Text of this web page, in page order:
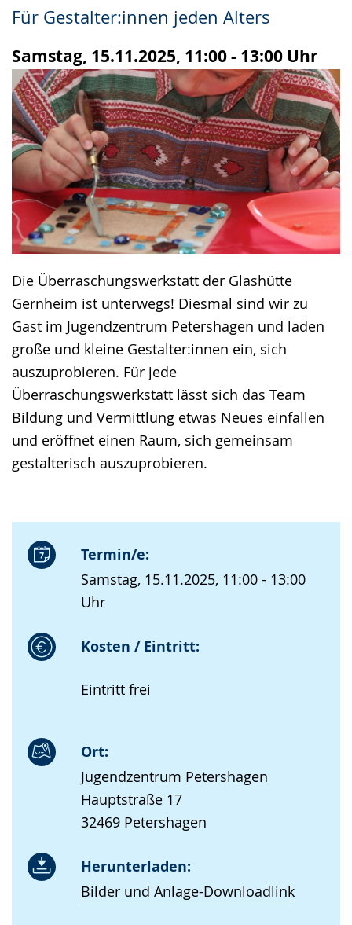
Für Gestalter:innen jeden Alters
Samstag, 15.11.2025, 11:00 - 13:00 Uhr
Die Überraschungswerkstatt der Glashütte
Gernheim ist unterwegs! Diesmal sind wir zu
Gast im Jugendzentrum Petershagen und laden
große und kleine Gestalter:innen ein, sich
auszuprobieren. Für jede
Überraschungswerkstatt lässt sich das Team
Bildung und Vermittlung etwas Neues einfallen
und eröffnet einen Raum, sich gemeinsam
gestalterisch auszuprobieren.
Termin/e:
Samstag, 15.11.2025, 11:00 - 13:00
Uhr
Kosten / Eintritt:
Eintritt frei
Ort:
Jugendzentrum Petershagen
Hauptstraße 17
32469 Petershagen
Herunterladen:
Bilder und Anlage-Downloadlink
Gebärdensprache
wird
angezeigt.